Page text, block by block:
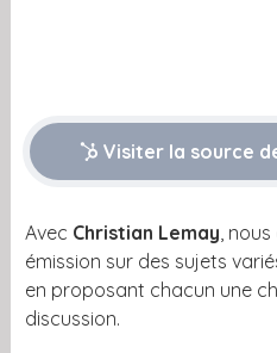
Visiter la source
Avec Christian Lemay,
émission sur des sujets
en proposant chacun une
discussion.